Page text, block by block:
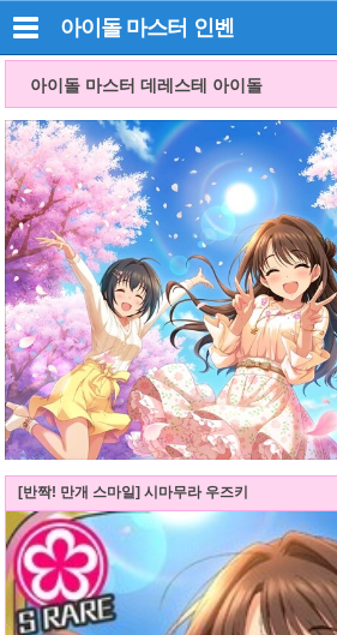
아이돌 마스터 인벤
아이돌 마스터 데레스테 아이돌
[반짝! 만개 스마일] 시마무라 우즈키